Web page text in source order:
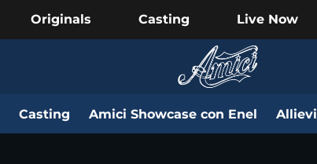
Originals Casting Live Now
Casting Amici Showcase con Enel Allievi